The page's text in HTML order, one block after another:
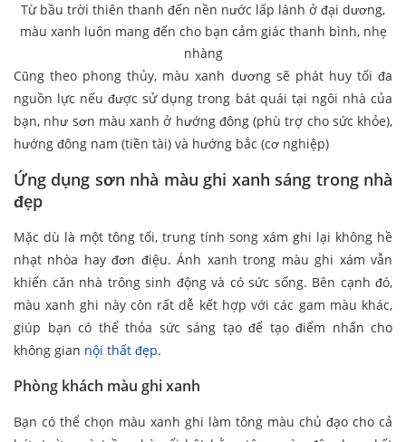
Từ bầu trời thiên thanh đến nền nước lấp lánh ở đại dương,
màu xanh luôn mang đến cho bạn cảm giác thanh bình, nhẹ
nhàng
Cũng theo phong thủy, màu xanh dương sẽ phát huy tối đa
nguồn lực nếu được sử dụng trong bát quái tại ngôi nhà của
bạn, như sơn màu xanh ở hướng đông (phù trợ cho sức khỏe),
hướng đông nam (tiền tài) và hướng bắc (cơ nghiệp)
Ứng dụng sơn nhà màu ghi xanh sáng trong nhà
đẹp
Mặc dù là một tông tối, trung tính song xám ghi lại không hề
nhạt nhòa hay đơn điệu. Ánh xanh trong màu ghi xám vẫn
khiến căn nhà trông sinh động và có sức sống. Bên cạnh đó,
màu xanh ghi này còn rất dễ kết hợp với các gam màu khác,
giúp bạn có thể thỏa sức sáng tạo để tạo điểm nhấn cho
không gian nội thất đẹp.
Phòng khách màu ghi xanh
Bạn có thể chọn màu xanh ghi làm tông màu chủ đạo cho cả